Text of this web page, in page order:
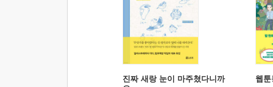
진짜 새랑 눈이 마주쳤다니까
웹